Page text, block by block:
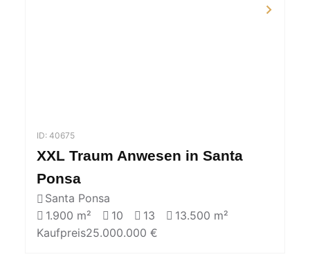
ID: 40675
XXL Traum Anwesen in Santa
Ponsa
Santa Ponsa
1.900 m²
10 13
13.500 m²
Kaufpreis25.000.000 €